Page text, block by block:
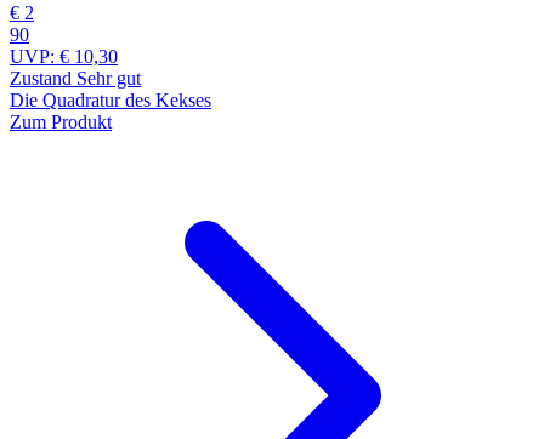
€ 2
90
UVP: € 10,30
Zustand Sehr gut
Die Quadratur des Kekses
Zum Produkt